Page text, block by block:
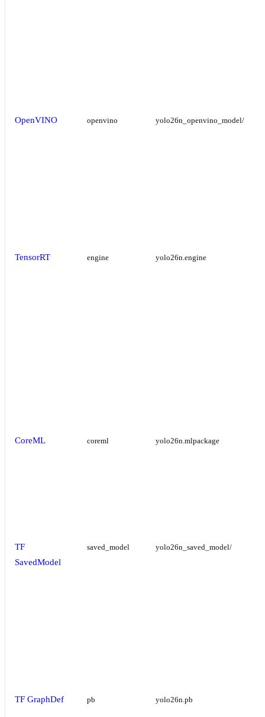
OpenVINO openvino yolo26n_openvino_model/
TensorRT engine yolo26n.engine
CoreML coreml yolo26n.mlpackage
TF
SavedModel
saved_model yolo26n_saved_model/
TF GraphDef pb yolo26n.pb